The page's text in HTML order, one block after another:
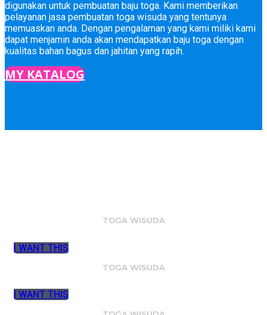
digunakan untuk pembuatan baju toga. Kami memberikan
pelayanan jasa pembuatan toga wisuda yang tentunya
memuaskan anda. Dengan pengalaman yang kami miliki kami
dapat menjamin anda akan mendapatkan baju toga dengan
kualitas bahan bagus dan jahitan yang rapih.
MY KATALOG
TOGA WISUDA
I WANT THIS
TOGA WISUDA
I WANT THIS